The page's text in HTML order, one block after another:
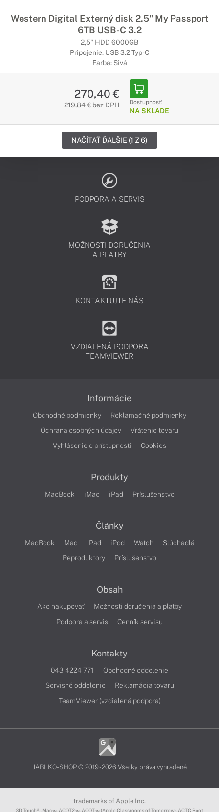
Western Digital Externý disk 2.5" My Passport
6TB USB-C 3.2
2,5" HDD 6000GB
Pripojenie: USB 3.2 Typ-C
Farba: Sivá
270,40 €
219,84 € bez DPH Dostupnosť:
NA SKLADE
NAČÍTAŤ ĎALŠIE (1 Z 6)
PODPORA A SERVIS
MOŽNOSTI DORUČENIA
A PLATBY
KONTAKTUJTE NÁS
VZDIALENÁ PODPORA
TEAMVIEWER
Informácie
Obchodné podmienky
Reklamačné podmienky
Ochrana osobných údajov
Vrátenie tovaru
Vyhlásenie o prístupnosti
Cookies
Produkty
MacBook iMac iPad Príslušenstvo
Články
MacBook Mac iPad iPod Watch
Slúchadlá
Reproduktory
Príslušenstvo
Obsah
Ako nakupovať
Možnosti doručenia a platby
Podpora a servis
Cenník servisu
Kontakty
043 4224 771
Obchodné oddelenie
Servisné oddelenie
Reklamácia tovaru
TeamViewer (vzdialená podpora)
JABLKO-SHOP © 2019 - 2026 Všetky práva vyhradené
trademarks of Apple Inc.
3D Touch®, .Mac℠, ACOT2℠, ACOT℠ (Apple Classrooms of Tomorrow), ACTC Boot